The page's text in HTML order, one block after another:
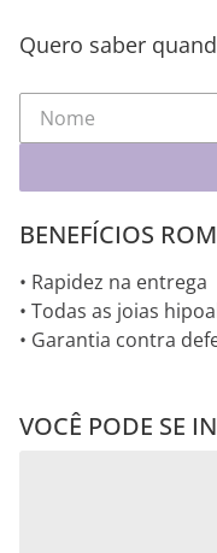
Quero saber
BENEFÍCIOS
• Rapidez na entrega
• Todas as joias
• Garantia contra
VOCÊ PODE SE